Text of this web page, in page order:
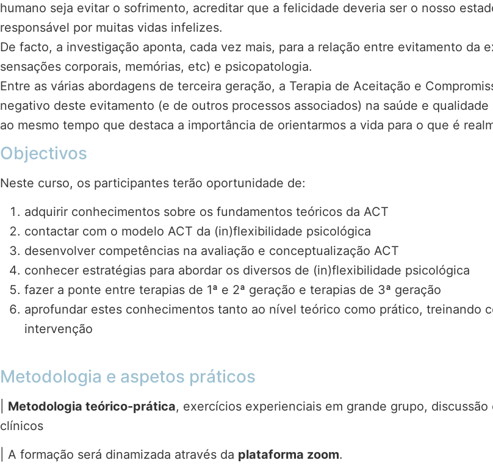
humano seja evitar o sofrimento, acreditar que a felicidade deveria ser o nosso
responsável por muitas vidas infelizes.
De facto, a investigação aponta, cada vez mais, para a relação entre evitamento da
sensações corporais, memórias, etc) e psicopatologia.
Entre as várias abordagens de terceira geração, a Terapia de Aceitação e
negativo deste evitamento (e de outros processos associados) na saúde e
ao mesmo tempo que destaca a importância de orientarmos a vida para o que é
Objectivos
Neste curso, os participantes terão oportunidade de:
adquirir conhecimentos sobre os fundamentos teóricos da ACT
contactar com o modelo ACT da (in)flexibilidade psicológica
desenvolver competências na avaliação e conceptualização ACT
conhecer estratégias para abordar os diversos de (in)flexibilidade psicológica
fazer a ponte entre terapias de 1ª e 2ª geração e terapias de 3ª geração
aprofundar estes conhecimentos tanto ao nível teórico como prático, treinando
intervenção
Metodologia e aspetos práticos
Metodologia teórico-prática, exercícios experienciais em grande grupo,
clínicos
| A formação será dinamizada através da plataforma zoom.